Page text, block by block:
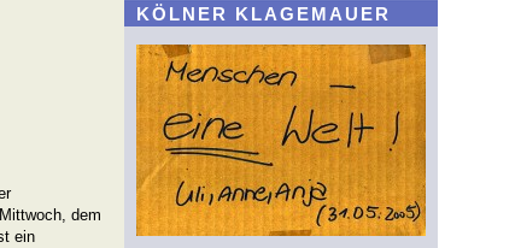
dem
ein
KÖLNER KLAGEMAUER